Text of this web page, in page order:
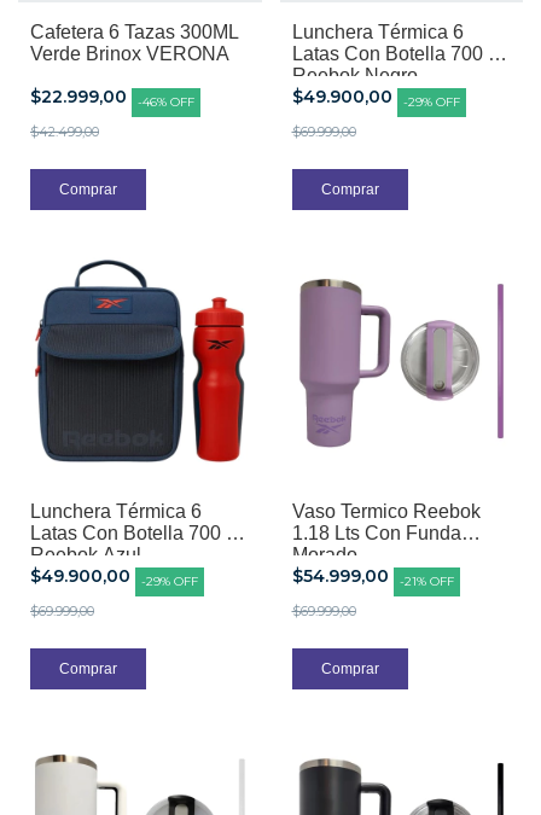
Cafetera 6 Tazas 300ML
Verde Brinox VERONA
$22.999,00 -46% OFF
$42.499,00
Lunchera Térmica 6
Latas Con Botella 700 ml
Reebok Negro
$49.900,00 -29% OFF
$69.999,00
Lunchera Térmica 6
Latas Con Botella 700 ml
Reebok Azul
$49.900,00 -29% OFF
$69.999,00
Vaso Termico Reebok
1.18 Lts Con Funda
Morado
$54.999,00 -21% OFF
$69.999,00